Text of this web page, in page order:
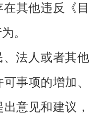
在其他违反《目
。
法人或者其他
事项的增加、
意见和建议，